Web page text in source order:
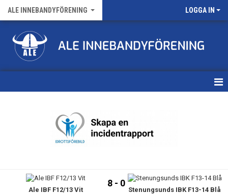
ALE INNEBANDYFÖRENING LOGGA IN
FÖRENINGENS MATCHER
NYHETSARKIVAle IBF F12/13 Vit
8 - 0
Stenungsunds IBK F13-14 Blå